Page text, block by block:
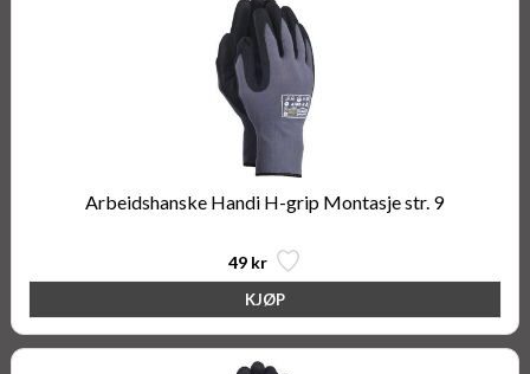
Arbeidshanske Handi H-grip Montasje str. 9
49 kr